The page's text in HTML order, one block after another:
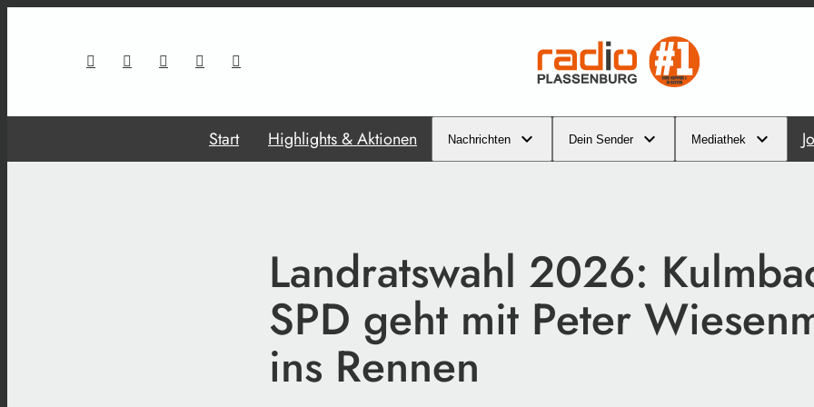
Start Highlights & Aktionen Nachrichten Dein Sender Mediathek
Landratswahl 2026:
SPD geht mit Peter
ins Rennen